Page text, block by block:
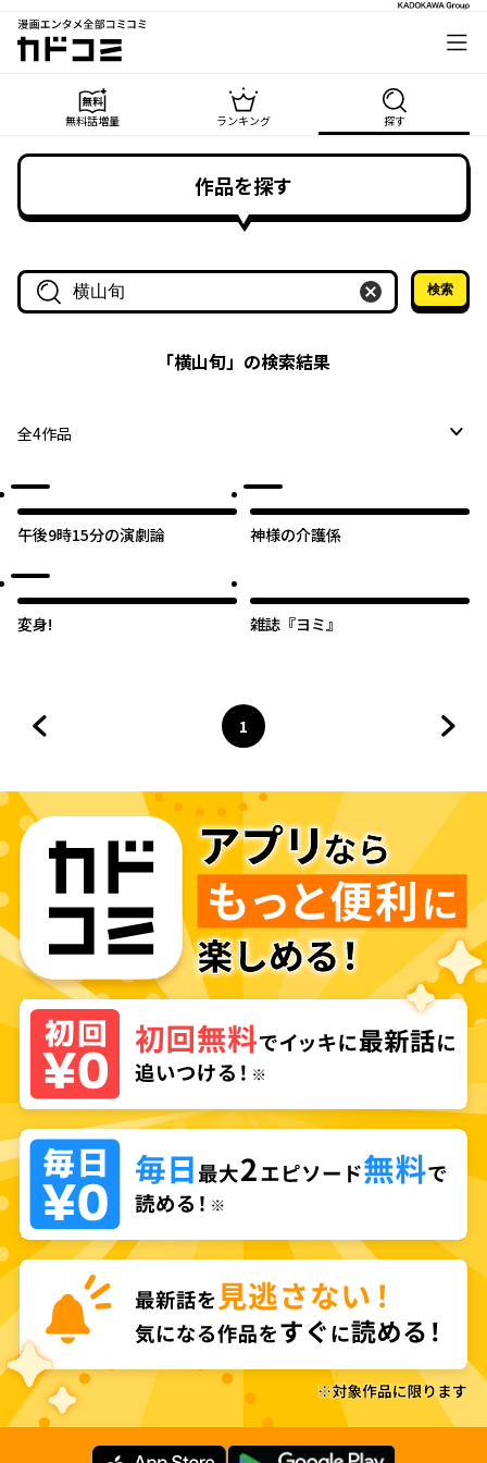
漫画エンタメ全部コミコミ
カドコミ
無料話増量 ランキング 探す
作品を探す
作品名・作家名で探す
検索
「横山旬」の検索結果
全4作品
午後9時15分の演劇論 神様の介護係
変身! 雑誌『ヨミ』
ページ
1
へ